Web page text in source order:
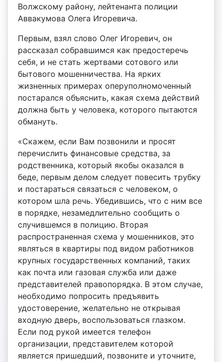
Волжскому району, лейтенанта полиции
Аввакумова Олега Игоревича.
Первым, взял слово Олег Игоревич, он
рассказал собравшимся как предостеречь
себя, и не стать жертвами сотового или
бытового мошенничества. На ярких
жизненных примерах оперуполномоченный
постарался объяснить, какая схема действий
должна быть у человека, которого пытаются
обмануть.
«Скажем, если Вам позвонили и просят
перечислить финансовые средства, за
родственника, который якобы оказался в
беде, первым делом следует повесить трубку
и постараться связаться с человеком, о
котором шла речь. Убедившись, что с ним все
в порядке, незамедлительно сообщить о
случившемся в полицию. Вторая
распространенная схема у мошенников, это
являться в квартиры под видом работников
крупных государственных компаний, таких
как почта или газовая служба или даже
представителей правопорядка. В этом случае,
необходимо попросить предъявить
удостоверение, желательно не открывая
входную дверь, воспользоваться глазком.
Если под рукой имеется телефон
организации, представителем которой
является пришедший, позвоните и уточните,